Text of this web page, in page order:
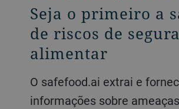
Seja o primeiro a
de riscos de
alimentar
O safefood.ai extrai e fornece
informações sobre